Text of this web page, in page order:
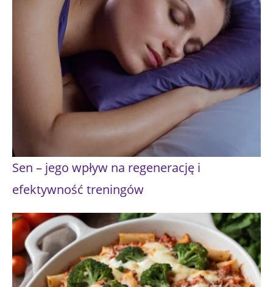
Sen – jego wpływ na regenerację i
efektywność treningów